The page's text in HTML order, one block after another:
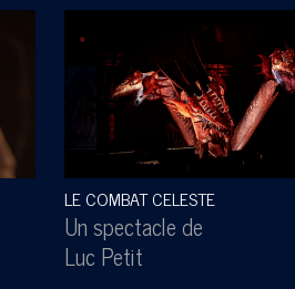
LE COMBAT CELESTE
Un spectacle de
Luc Petit